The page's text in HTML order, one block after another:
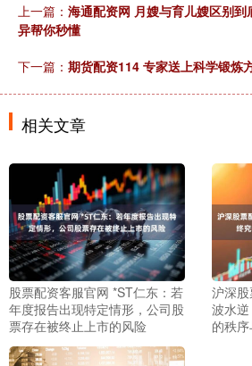
上一篇： 海通配资网 月嫂与育儿嫂区别
异帮你秒懂
下一篇： 期货配资114 专家送上科学锻炼
相关文章
股票配资客服官网 *ST仁东：若
年度报告出现特定情形，公司股
票存在被终止上市的风险
沪深
波水
的秩序